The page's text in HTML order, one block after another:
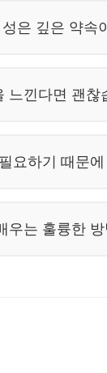
은 깊은 약
느낀다면 괜찮
요하기 때문
우는 훌륭한